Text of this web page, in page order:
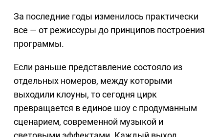
За последние годы изменилось практически
все — от режиссуры до принципов построения
программы.
Если раньше представление состояло из
отдельных номеров, между которыми
выходили клоуны, то сегодня цирк
превращается в единое шоу с продуманным
сценарием, современной музыкой и